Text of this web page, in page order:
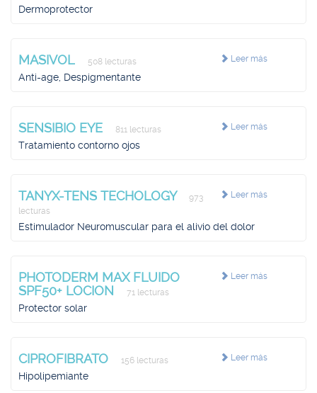
Dermoprotector
Leer más
MASIVOL 508 lecturas
Anti-age, Despigmentante
Leer más
SENSIBIO EYE 811 lecturas
Tratamiento contorno ojos
Leer más
TANYX-TENS TECHOLOGY
973
lecturas
Estimulador Neuromuscular para el alivio del dolor
Leer más
PHOTODERM MAX FLUIDO
SPF50+ LOCION
71 lecturas
Protector solar
Leer más
CIPROFIBRATO 156 lecturas
Hipolipemiante